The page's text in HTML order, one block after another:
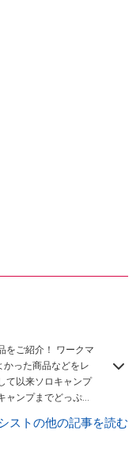
をご紹介！ ワークマ
った商品などをレ
て以来ソロキャンプ
ャンプまでどっぷり
ストの他の記事を読む